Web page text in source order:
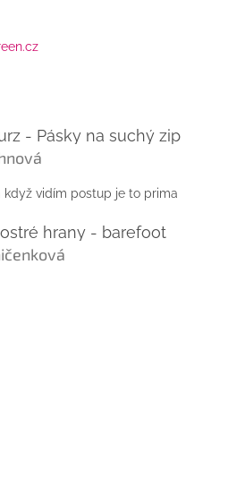
- Pásky na suchý zip
je 5 z 5 hvězdiček.
vidím postup je to prima
hrany - barefoot
je 5 z 5 hvězdiček.